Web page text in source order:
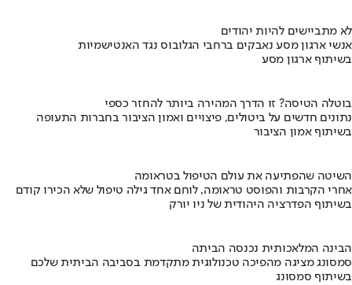
לא מתביישים להיות יהודים
אנשי ארגון מסע נאבקים ברחבי הגלובוס נגד האנטישמיות
בשיתוף ארגון מסע
בוטלה הטיסה? זו הדרך המהירה ביותר להחזר כספי
נתונים חדשים על ביטולים, פיצויים ואמון הציבור בחברות התעופה
בשיתוף אמון הציבור
השיטה שהפתיעה את עולם הטיפול בטראומה
אחרי הקרבות והפוסט טראומה, לוחם אחד גילה טיפול שלא הכירו קודם
בשיתוף הפדרציה היהודית של ניו יורק
הבינה המלאכותית נכנסה הביתה
סמסונג מציגה מהפיכה טכנולוגית מתקדמת בסביבה הביתית שלכם
בשיתוף סמסונג